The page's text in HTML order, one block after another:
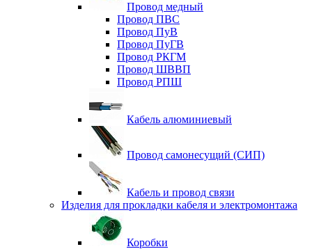
Провод медный
Провод ПВС
Провод ПуВ
Провод ПуГВ
Провод РКГМ
Провод ШВВП
Провод РПШ
Кабель алюминиевый
Провод самонесущий (СИП)
Кабель и провод связи
Изделия для прокладки кабеля и электромонтажа
Коробки